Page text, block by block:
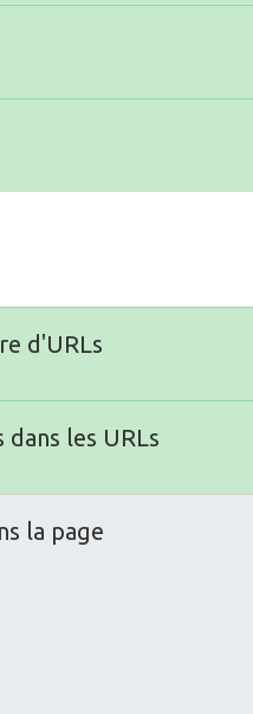
d'URLs
dans les URLs
la page